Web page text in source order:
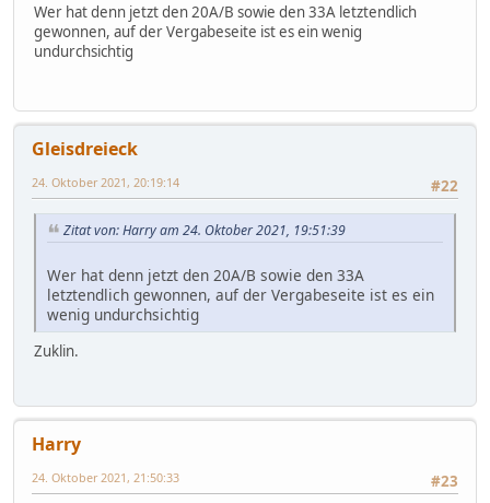
Wer hat denn jetzt den 20A/B sowie den 33A letztendlich
gewonnen, auf der Vergabeseite ist es ein wenig
undurchsichtig
Gleisdreieck
#22
24. Oktober 2021, 20:19:14
Zitat von: Harry am 24. Oktober 2021, 19:51:39
Wer hat denn jetzt den 20A/B sowie den 33A
letztendlich gewonnen, auf der Vergabeseite ist es ein
wenig undurchsichtig
Zuklin.
Harry
#23
24. Oktober 2021, 21:50:33